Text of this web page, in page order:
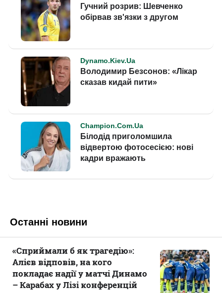
Останні новини
«Сприймали б як трагедію»:
Алієв відповів, на кого
покладає надії у матчі Динамо
– Карабах у Лізі конференцій